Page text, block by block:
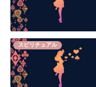
スピリチュアル